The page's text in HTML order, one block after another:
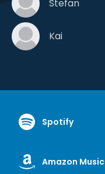
Stefan
Kai
Spotify
Amazon Music